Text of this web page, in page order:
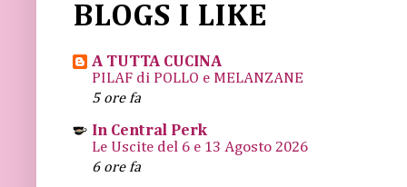
BLOGS I LIKE
A TUTTA CUCINA
PILAF di POLLO e MELANZANE
5 ore fa
In Central Perk
Le Uscite del 6 e 13 Agosto 2026
6 ore fa